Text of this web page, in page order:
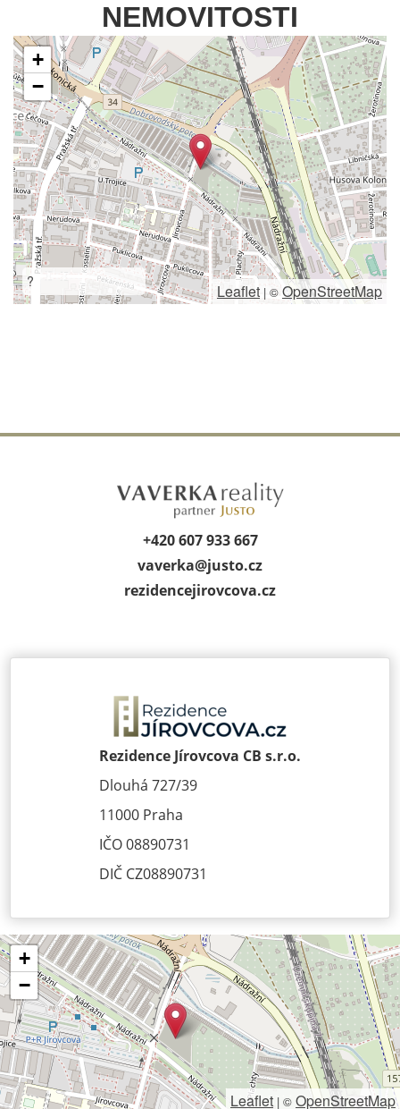
NEMOVITOSTI
+
−
? Leaflet | © OpenStreetMap
+420 607 933 667
vaverka@justo.cz
rezidencejirov­cova.cz
Rezidence Jírovcova CB s.r.o.
Dlouhá 727/39
11000 Praha
IČO 08890731
DIČ CZ08890731
+
−
Leaflet | © OpenStreetMap